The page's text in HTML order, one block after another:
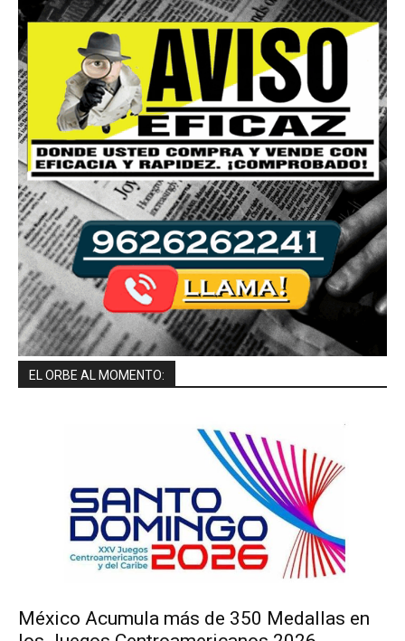
EL ORBE AL MOMENTO:
México Acumula más de 350 Medallas en